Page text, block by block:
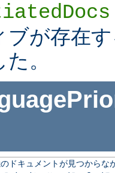
ブが存在
。
ドキュメントが見つからな